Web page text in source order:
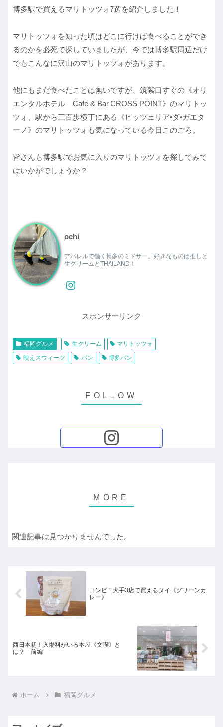
博多駅で買えるマリトッツォ7選を紹介しました！
マリトッツォを知った頃はどこに行けば食べることができ
るのかを必死で探していましたが、今では博多駅周辺だけ
でもこんなに沢山のマリトッツォがあります。
他にもまだ食べたことは無いですが、筑紫口すぐの《オリ
エンタルホテル Cafe & Bar CROSS POINT》のマリトッ
ツォ、駅から三百歩横丁にある《ピッツェリア•ダ•ガエタ
ーノ》のマリトッツォも気になっている今日このごろ。
皆さんも博多駅でお気に入りのマリトッツォを探してみて
はいかがでしょうか？
ochi
アパレルで働く博多のミドサー。好きなものは推しと
生クリームとTHAILAND！
スポンサーリンク
福岡グルメ 生クリーム
マリトッツォ
映えスウィーツ
パン 博多パン
関連記事は見つかりませんでした。
コンビニ大手3店で買えるタイ《グリーンカ
レー》
西日本初！入場料がいる本屋《文喫》と
は？ 前編
ホーム 福岡グルメ